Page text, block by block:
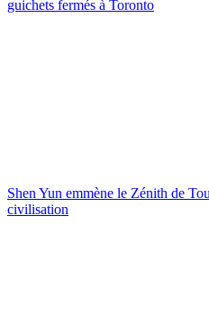
guichets fermés à Toronto
Shen Yun emmène le Zénith de
civilisation